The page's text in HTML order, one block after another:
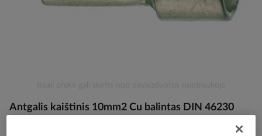
the
Antgalis kaištinis 10mm2 Cu balintas DIN 46230